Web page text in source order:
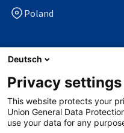
Poland
Folgen Sie uns auf
facebook
linkedin
x youtube
Deutsch
Privacy settings
This website protects your
Union General Data
use your data for any